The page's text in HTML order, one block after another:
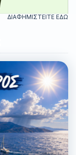
ΔΙΑΦΗΜΙΣΤΕΙΤΕ ΕΔΩ